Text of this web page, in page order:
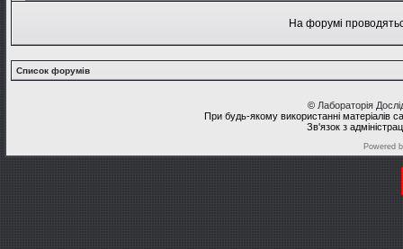
На форумі
Список форумів
© Лабораторія
При будь-якому використанні матеріалів
Зв'язок з
Powered